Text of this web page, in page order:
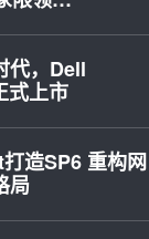
代，Dell
式上市
造SP6 重构网
局